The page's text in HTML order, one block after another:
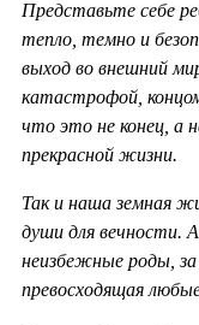
Представьте себе
тепло, темно и
выход во внешний
катастрофой,
что это не конец, а
прекрасной жизни.
Так и наша земная
души для вечности.
неизбежные роды,
превосходящая